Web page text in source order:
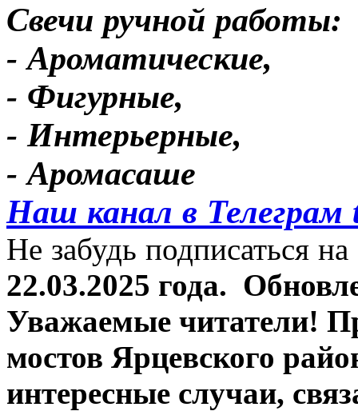
Свечи ручной работы:
- Ароматические,
- Фигурные,
- Интерьерные,
- Аромасаше
Наш канал в Телеграм
Не забудь подписаться
22.03.2025 года.
Уважаемые читатели!
мостов Ярцевского
интересные случаи,